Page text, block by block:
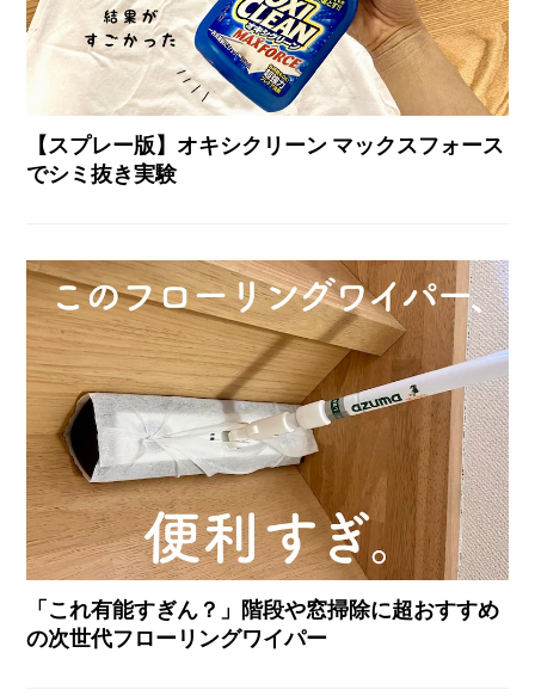
【スプレー版】オキシクリーン マックスフォース
でシミ抜き実験
「これ有能すぎん？」階段や窓掃除に超おすすめ
の次世代フローリングワイパー